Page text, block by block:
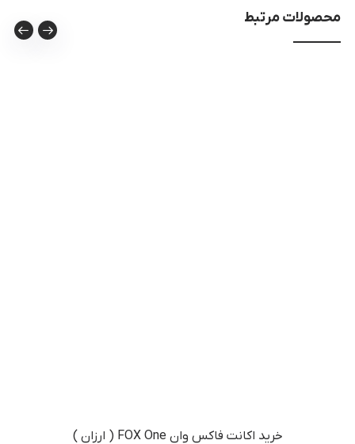
محصولات مرتبط
خرید اکانت فاکس وان FOX One ( ارزان )